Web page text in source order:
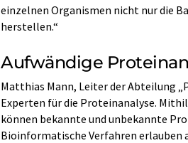
einzelnen Organismen nicht nur die
herstellen.“
Aufwändige
Matthias Mann, Leiter der Abteilung
Experten für die Proteinanalyse.
können bekannte und unbekannte
Bioinformatische Verfahren erlauben